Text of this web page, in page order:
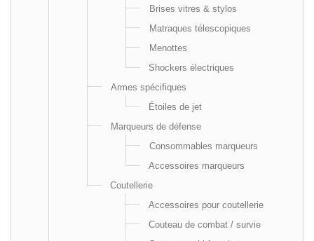
Brises vitres & stylos
Matraques télescopiques
Menottes
Shockers électriques
Armes spécifiques
Étoiles de jet
Marqueurs de défense
Consommables marqueurs
Accessoires marqueurs
Coutellerie
Accessoires pour coutellerie
Couteau de combat / survie